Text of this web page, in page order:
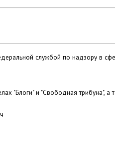
службой по надзору в
"Блоги" и "Свободная трибуна", а